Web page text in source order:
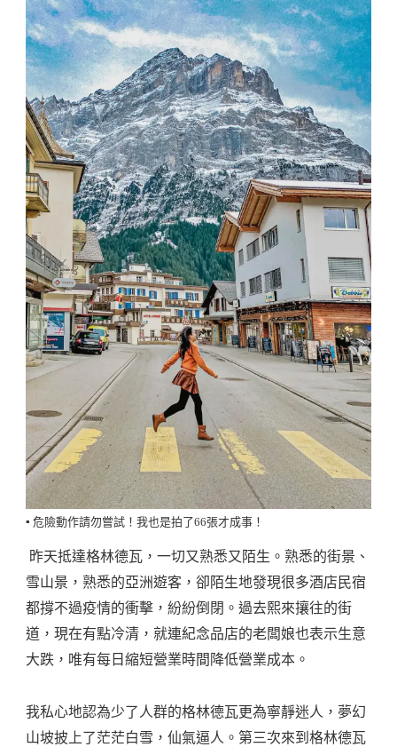
▪️ 危險動作請勿嘗試！我也是拍了66張才成事！
昨天抵達格林德瓦，一切又熟悉又陌生。熟悉的街景、
雪山景，熟悉的亞洲遊客，卻陌生地發現很多酒店民宿
都撐不過疫情的衝擊，紛紛倒閉。過去熙來攘往的街
道，現在有點冷清，就連紀念品店的老闆娘也表示生意
大跌，唯有每日縮短營業時間降低營業成本。
我私心地認為少了人群的格林德瓦更為寧靜迷人，夢幻
山坡披上了茫茫白雪，仙氣逼人。第三次來到格林德瓦